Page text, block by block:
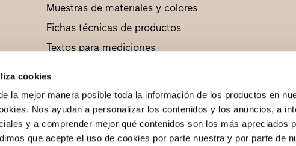
cookies
la mejor manera posible toda la información de los productos en
Nos ayudan a personalizar los contenidos y los anuncios, a
y a comprender mejor qué contenidos son los más apreciados
que acepte el uso de cookies por parte nuestra y por parte de
Muestras de materiales y colores
Fichas técnicas de productos
Textos para mediciones